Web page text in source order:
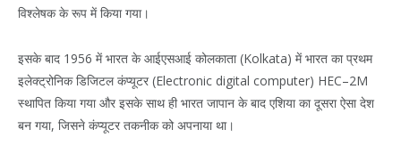
विश्लेषक के रूप में किया गया।
इसके बाद 1956 में भारत के आईएसआई कोलकाता (Kolkata) में भारत का प्रथम
इलेक्ट्रोनिक डिजिटल कंप्यूटर (Electronic digital computer) HEC–2M
स्थापित किया गया और इसके साथ ही भारत जापान के बाद एशिया का दूसरा ऐसा देश
बन गया, जिसने कंप्यूटर तकनीक को अपनाया था।